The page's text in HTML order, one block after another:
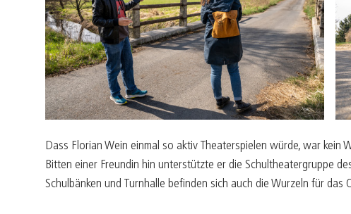
Dass Florian Wein einmal so aktiv Theaterspielen würde, war kein
Bitten einer Freundin hin unterstützte er die Schultheatergruppe
Schulbänken und Turnhalle befinden sich auch die Wurzeln für das